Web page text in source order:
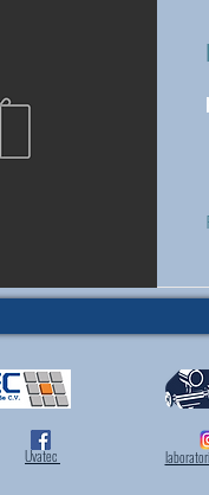
Uvatec